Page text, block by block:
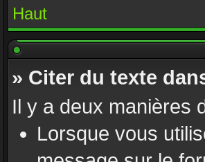
Haut
» Citer du texte
Il y a deux manières
Lorsque vous